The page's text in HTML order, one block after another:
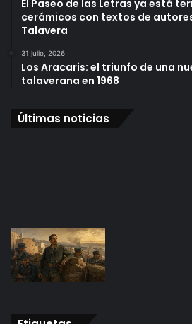
El Paseo de las Letras ya está
cerámicos con textos de
Talavera
31 julio, 2026
Los Aracaris: el triunfo de una
talaverana en 1968
Últimas noticias